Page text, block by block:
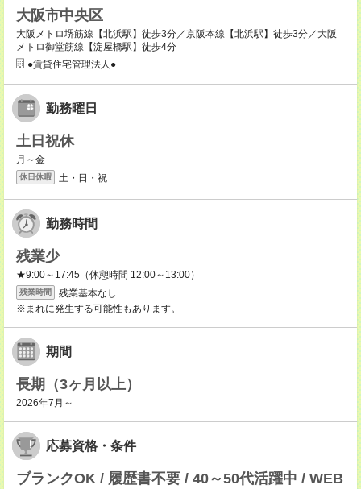
大阪市中央区
大阪メトロ堺筋線【北浜駅】徒歩3分／京阪本線【北浜駅】徒歩3分／大阪
メトロ御堂筋線【淀屋橋駅】徒歩4分
●賃貸住宅管理法人●
勤務曜日
土日祝休
月～金
休日休暇 土・日・祝
勤務時間
残業少
★9:00～17:45（休憩時間 12:00～13:00）
残業時間
残業基本なし
※まれに発生する可能性もあります。
期間
長期（3ヶ月以上）
2026年7月～
応募資格・条件
ブランクOK / 履歴書不要 / 40～50代活躍中 / WEB